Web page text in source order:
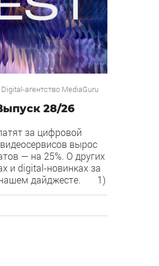
Digital-агентство MediaGuru
28/26
за цифровой
вырос
— на 25%. О других
и digital-новинках за
нашем дайджесте. 1)
сеть
Overlay, который